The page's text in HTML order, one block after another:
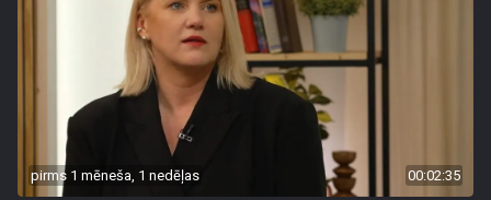
pirms 1 mēneša, 1 nedēļas 00:02:35